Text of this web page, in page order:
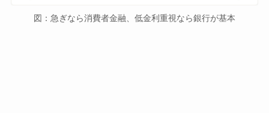
図：急ぎなら消費者金融、低金利重視なら銀行が基本